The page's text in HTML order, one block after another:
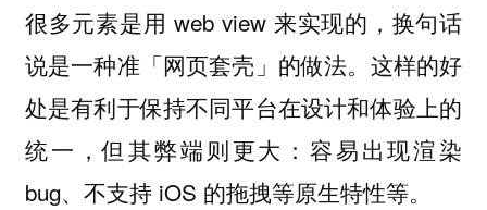
很多元素是用 web view 来实现的，换句话
说是一种准「网页套壳」的做法。这样的好
处是有利于保持不同平台在设计和体验上的
统一，但其弊端则更大：容易出现渲染
bug、不支持 iOS 的拖拽等原生特性等。